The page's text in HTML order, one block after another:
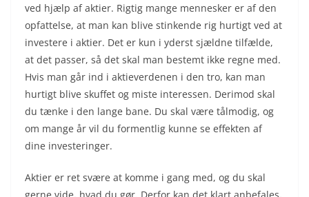
ved hjælp af aktier. Rigtig mange mennesker er af den
opfattelse, at man kan blive stinkende rig hurtigt ved at
investere i aktier. Det er kun i yderst sjældne tilfælde,
at det passer, så det skal man bestemt ikke regne med.
Hvis man går ind i aktieverdenen i den tro, kan man
hurtigt blive skuffet og miste interessen. Derimod skal
du tænke i den lange bane. Du skal være tålmodig, og
om mange år vil du formentlig kunne se effekten af
dine investeringer.
Aktier er ret svære at komme i gang med, og du skal